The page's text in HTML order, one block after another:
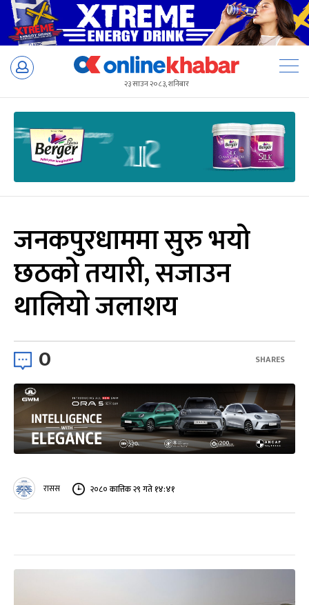
Skip
२३ साउन २०८३, शनिबार
जनकपुरधाममा सुरु भयो
छठको तयारी, सजाउन
थालियो जलाशय
0 SHARES
रासस २०८० कात्तिक २९ गते १४:४१